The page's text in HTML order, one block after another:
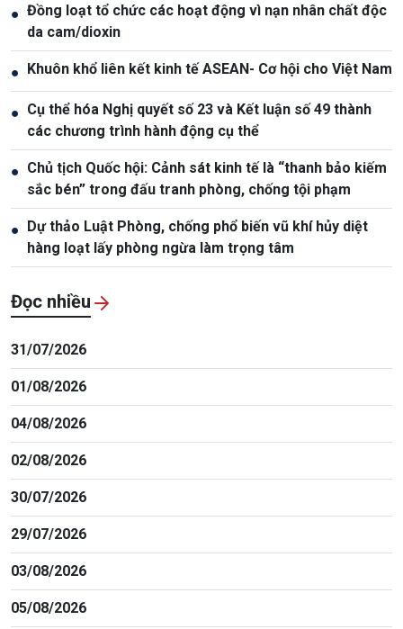
● Đồng loạt tổ chức các hoạt động vì nạn nhân chất độc
da cam/dioxin
● Khuôn khổ liên kết kinh tế ASEAN- Cơ hội cho Việt Nam
● Cụ thể hóa Nghị quyết số 23 và Kết luận số 49 thành
các chương trình hành động cụ thể
● Chủ tịch Quốc hội: Cảnh sát kinh tế là “thanh bảo kiếm
sắc bén” trong đấu tranh phòng, chống tội phạm
● Dự thảo Luật Phòng, chống phổ biến vũ khí hủy diệt
hàng loạt lấy phòng ngừa làm trọng tâm
Đọc nhiều
31/07/2026
01/08/2026
04/08/2026
02/08/2026
30/07/2026
29/07/2026
03/08/2026
05/08/2026